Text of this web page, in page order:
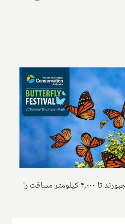
برخی از این پروانه‌ها مجبورند تا ۴,۰۰۰ کیلومتر مسافت را